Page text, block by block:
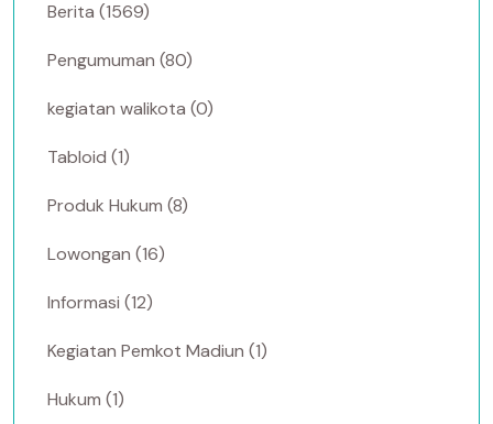
Berita (1569)
Pengumuman (80)
kegiatan walikota (0)
Tabloid (1)
Produk Hukum (8)
Lowongan (16)
Informasi (12)
Kegiatan Pemkot Madiun (1)
Hukum (1)